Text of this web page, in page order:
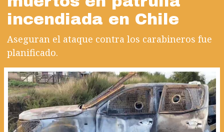
incendiada en Chile
Aseguran el ataque contra los carabineros fue
planificado.